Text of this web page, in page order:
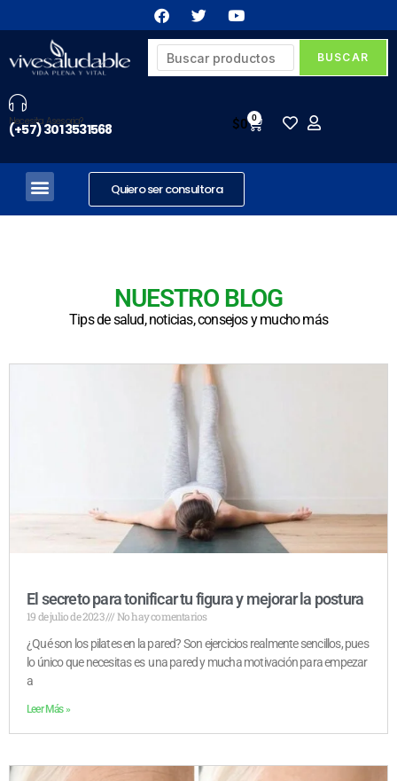
Necesita Asesoria?
(+57) 301 3531568 $0 0
Quiero ser consultora
NUESTRO BLOG
Tips de salud, noticias, consejos y mucho más
El secreto para tonificar tu figura y mejorar la postura
19 de julio de 2023
No hay comentarios
¿Qué son los pilates en la pared? Son ejercicios realmente sencillos, pues
lo único que necesitas es una pared y mucha motivación para empezar
a
Leer Más »